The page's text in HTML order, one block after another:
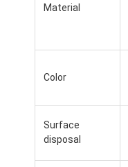
포장 상자 인쇄
전자 제품 포장 상자
Material
Color
Surface
disposal